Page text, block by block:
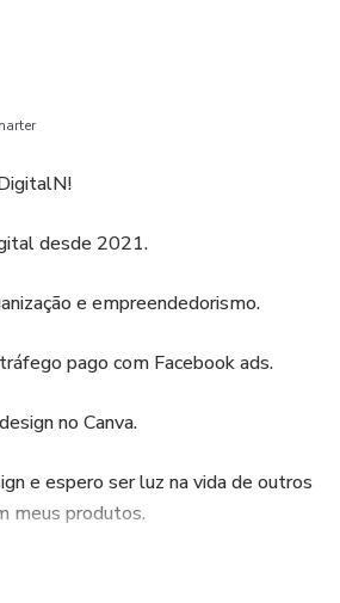
desde 2021.
e empreendedorismo.
pago com Facebook ads.
no Canva.
e espero ser luz na vida de outros
meus produtos.
afiliada digital e hoje sou